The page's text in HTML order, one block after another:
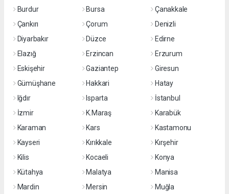
Burdur
Bursa
Çanakkale
Çankırı
Çorum
Denizli
Diyarbakır
Düzce
Edirne
Elazığ
Erzincan
Erzurum
Eskişehir
Gaziantep
Giresun
Gümüşhane
Hakkari
Hatay
Iğdır
Isparta
İstanbul
İzmir
K.Maraş
Karabük
Karaman
Kars
Kastamonu
Kayseri
Kırıkkale
Kırşehir
Kilis
Kocaeli
Konya
Kütahya
Malatya
Manisa
Mardin
Mersin
Muğla